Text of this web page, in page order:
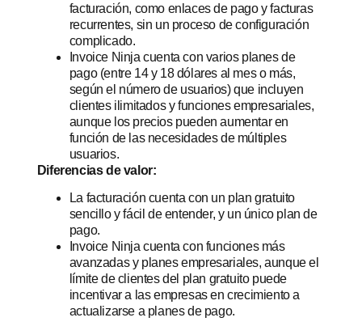
facturación, como enlaces de pago y facturas
recurrentes, sin un proceso de configuración
complicado.
Invoice Ninja cuenta con varios planes de
pago (entre 14 y 18 dólares al mes o más,
según el número de usuarios) que incluyen
clientes ilimitados y funciones empresariales,
aunque los precios pueden aumentar en
función de las necesidades de múltiples
usuarios.
Diferencias de valor:
La facturación cuenta con un plan gratuito
sencillo y fácil de entender, y un único plan de
pago.
Invoice Ninja cuenta con funciones más
avanzadas y planes empresariales, aunque el
límite de clientes del plan gratuito puede
incentivar a las empresas en crecimiento a
actualizarse a planes de pago.